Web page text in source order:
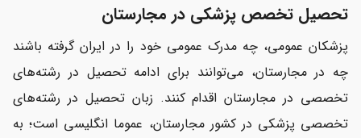
تحصیل تخصص پزشکی در مجارستان
پزشکان عمومی، چه مدرک عمومی خود را در ایران گرفته باشند
چه در مجارستان، می‌توانند برای ادامه تحصیل در رشته‌های
تخصصی در مجارستان اقدام کنند. زبان تحصیل در رشته‌های
تخصصی پزشکی در کشور مجارستان، عموما انگلیسی است؛ به